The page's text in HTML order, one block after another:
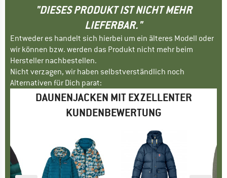
"DIESES PRODUKT IST NICHT MEHR
LIEFERBAR."
Entweder es handelt sich hierbei um ein älteres Modell oder
wir können bzw. werden das Produkt nicht mehr beim
Hersteller nachbestellen.
Nicht verzagen, wir haben selbstverständlich noch
Alternativen für Dich parat:
DAUNENJACKEN MIT EXZELLENTER
KUNDENBEWERTUNG